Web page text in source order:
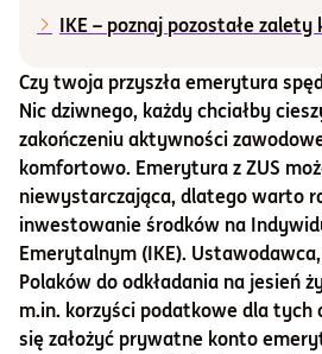
Otwórz konto
Zaloguj
Czy twoja przyszła emerytura
Nic dziwnego, każdy chciałby
zakończeniu aktywności
komfortowo. Emerytura z ZUS
niewystarczająca, dlatego warto
inwestowanie środków na
Emerytalnym (IKE).
Polaków do odkładania na jesień
m.in. korzyści podatkowe dla tych
się założyć prywatne konto
IKE – poznaj pozostałe zalety